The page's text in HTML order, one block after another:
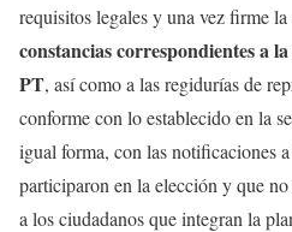
requisitos legales y una vez firme la
constancias correspondientes a
PT, así como a las regidurías de
conforme con lo establecido en la
igual forma, con las notificaciones
participaron en la elección y que
a los ciudadanos que integran la